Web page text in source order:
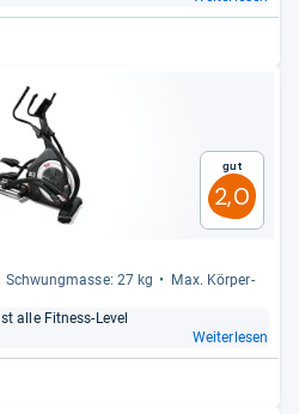
Gut
2,0
Schwung­masse: 27 kg
Max. Kör­per­
alle Fit­ness-​Level
Weiterlesen